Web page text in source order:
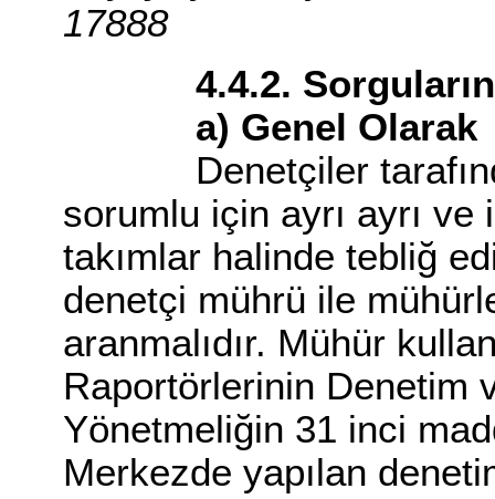
17888
4.4.2. Sorguların
a) Genel Olarak
Denetçiler
sorumlu için ayrı ayrı
takımlar halinde tebliğ
denetçi mührü ile
aranmalıdır. Mühür
Raportörlerinin Denetim
Yönetmeliğin 31 inci
Merkezde yapılan